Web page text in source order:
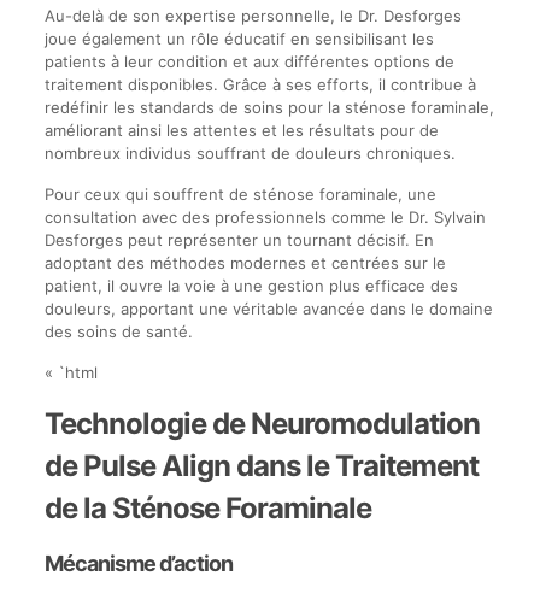
Au-delà de son expertise personnelle, le Dr. Desforges
joue également un rôle éducatif en sensibilisant les
patients à leur condition et aux différentes options de
traitement disponibles. Grâce à ses efforts, il contribue à
redéfinir les standards de soins pour la sténose foraminale,
améliorant ainsi les attentes et les résultats pour de
nombreux individus souffrant de douleurs chroniques.
Pour ceux qui souffrent de sténose foraminale, une
consultation avec des professionnels comme le Dr. Sylvain
Desforges peut représenter un tournant décisif. En
adoptant des méthodes modernes et centrées sur le
patient, il ouvre la voie à une gestion plus efficace des
douleurs, apportant une véritable avancée dans le domaine
des soins de santé.
« `html
Technologie de Neuromodulation
de Pulse Align dans le Traitement
de la Sténose Foraminale
Mécanisme d’action